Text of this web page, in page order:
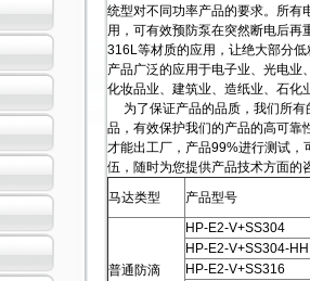
统型对不同功率产品的要求。所有
用，可有效预防泵在突然断电后
316L等材质的应用，让绝大部分
产品广泛的应用于电子业、光电
化妆品业、建筑业、造纸业、石
为了保证产品的品质，我们所有
品，有效保护我们的产品的高可靠
才能出工厂，产品99%进行测试，
伍，随时为您提供产品技术方面的
马达类型
产品型号
普通防滴
HP-E2-V+SS304
HP-E2-V+SS304-HH
HP-E2-V+SS316